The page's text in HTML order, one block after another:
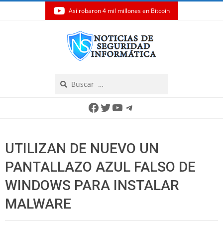
Así robaron 4 mil millones en Bitcoin
Facebook
Twitter
YouTube
Telegram
UTILIZAN DE NUEVO UN
PANTALLAZO AZUL FALSO DE
WINDOWS PARA INSTALAR
MALWARE